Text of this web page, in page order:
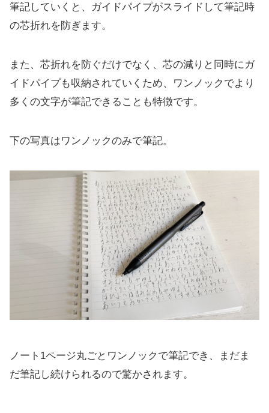
筆記していくと、ガイドパイプがスライドして筆記時
の芯折れを防ぎます。
また、芯折れを防ぐだけでなく、芯の減りと同時にガ
イドパイプも収納されていくため、ワンノックでより
多くの文字が筆記できることも特徴です。
下の写真はワンノックのみで筆記。
ノート1ページ丸ごとワンノックで筆記でき、まだま
だ筆記し続けられるので驚かされます。